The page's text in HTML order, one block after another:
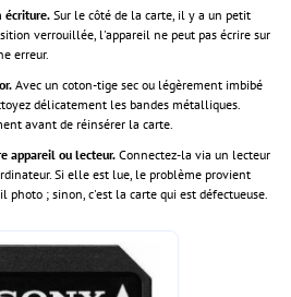
écriture. Sur le côté de la carte, il y a un petit
verrouillée, l'appareil ne peut pas écrire sur
erreur.
Avec un coton-tige sec ou légèrement imbibé
délicatement les bandes métalliques.
avant de réinsérer la carte.
appareil ou lecteur. Connectez-la via un lecteur
Si elle est lue, le problème provient
photo ; sinon, c'est la carte qui est défectueuse.